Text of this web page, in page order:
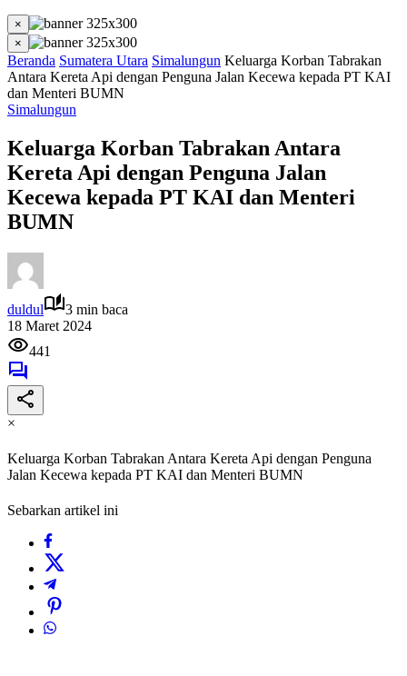
×
×
Beranda Sumatera Utara Simalungun Keluarga Korban Tabrakan
Antara Kereta Api dengan Penguna Jalan Kecewa kepada PT KAI
dan Menteri BUMN
Simalungun
Keluarga Korban Tabrakan Antara
Kereta Api dengan Penguna Jalan
Kecewa kepada PT KAI dan Menteri
BUMN
duldul
3 min baca
18 Maret 2024
441
×
Keluarga Korban Tabrakan Antara Kereta Api dengan Penguna
Jalan Kecewa kepada PT KAI dan Menteri BUMN
Sebarkan artikel ini